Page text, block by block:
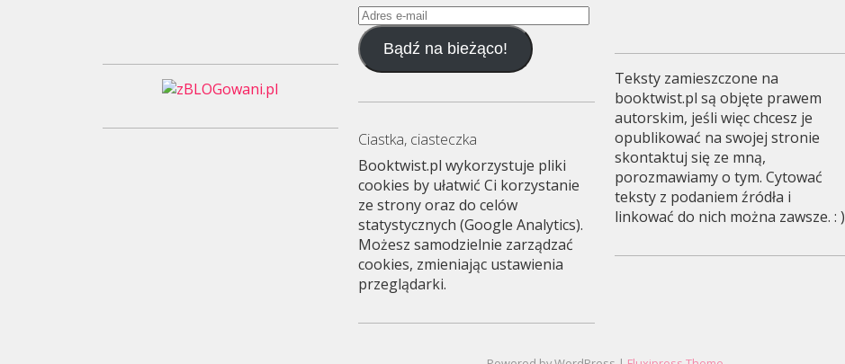
Adres
e-
mailBądź na bieżąco!
Ciastka, ciasteczka
Booktwist.pl wykorzystuje pliki
cookies by ułatwić Ci korzystanie
ze strony oraz do celów
statystycznych (Google Analytics).
Możesz samodzielnie zarządzać
cookies, zmieniając ustawienia
przeglądarki.
Teksty zamieszczone na
booktwist.pl są objęte prawem
autorskim, jeśli więc chcesz je
opublikować na swojej stronie
skontaktuj się ze mną,
porozmawiamy o tym. Cytować
teksty z podaniem źródła i
linkować do nich można zawsze. : )